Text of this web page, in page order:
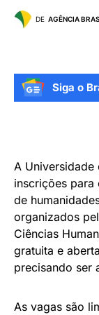
DE AGÊNCIA
Siga o
A Universidade
inscrições para
de
organizados
Ciências
gratuita e
precisando ser
As vagas são